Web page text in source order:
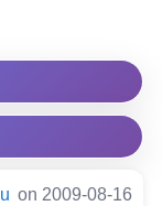
on 2009-08-16